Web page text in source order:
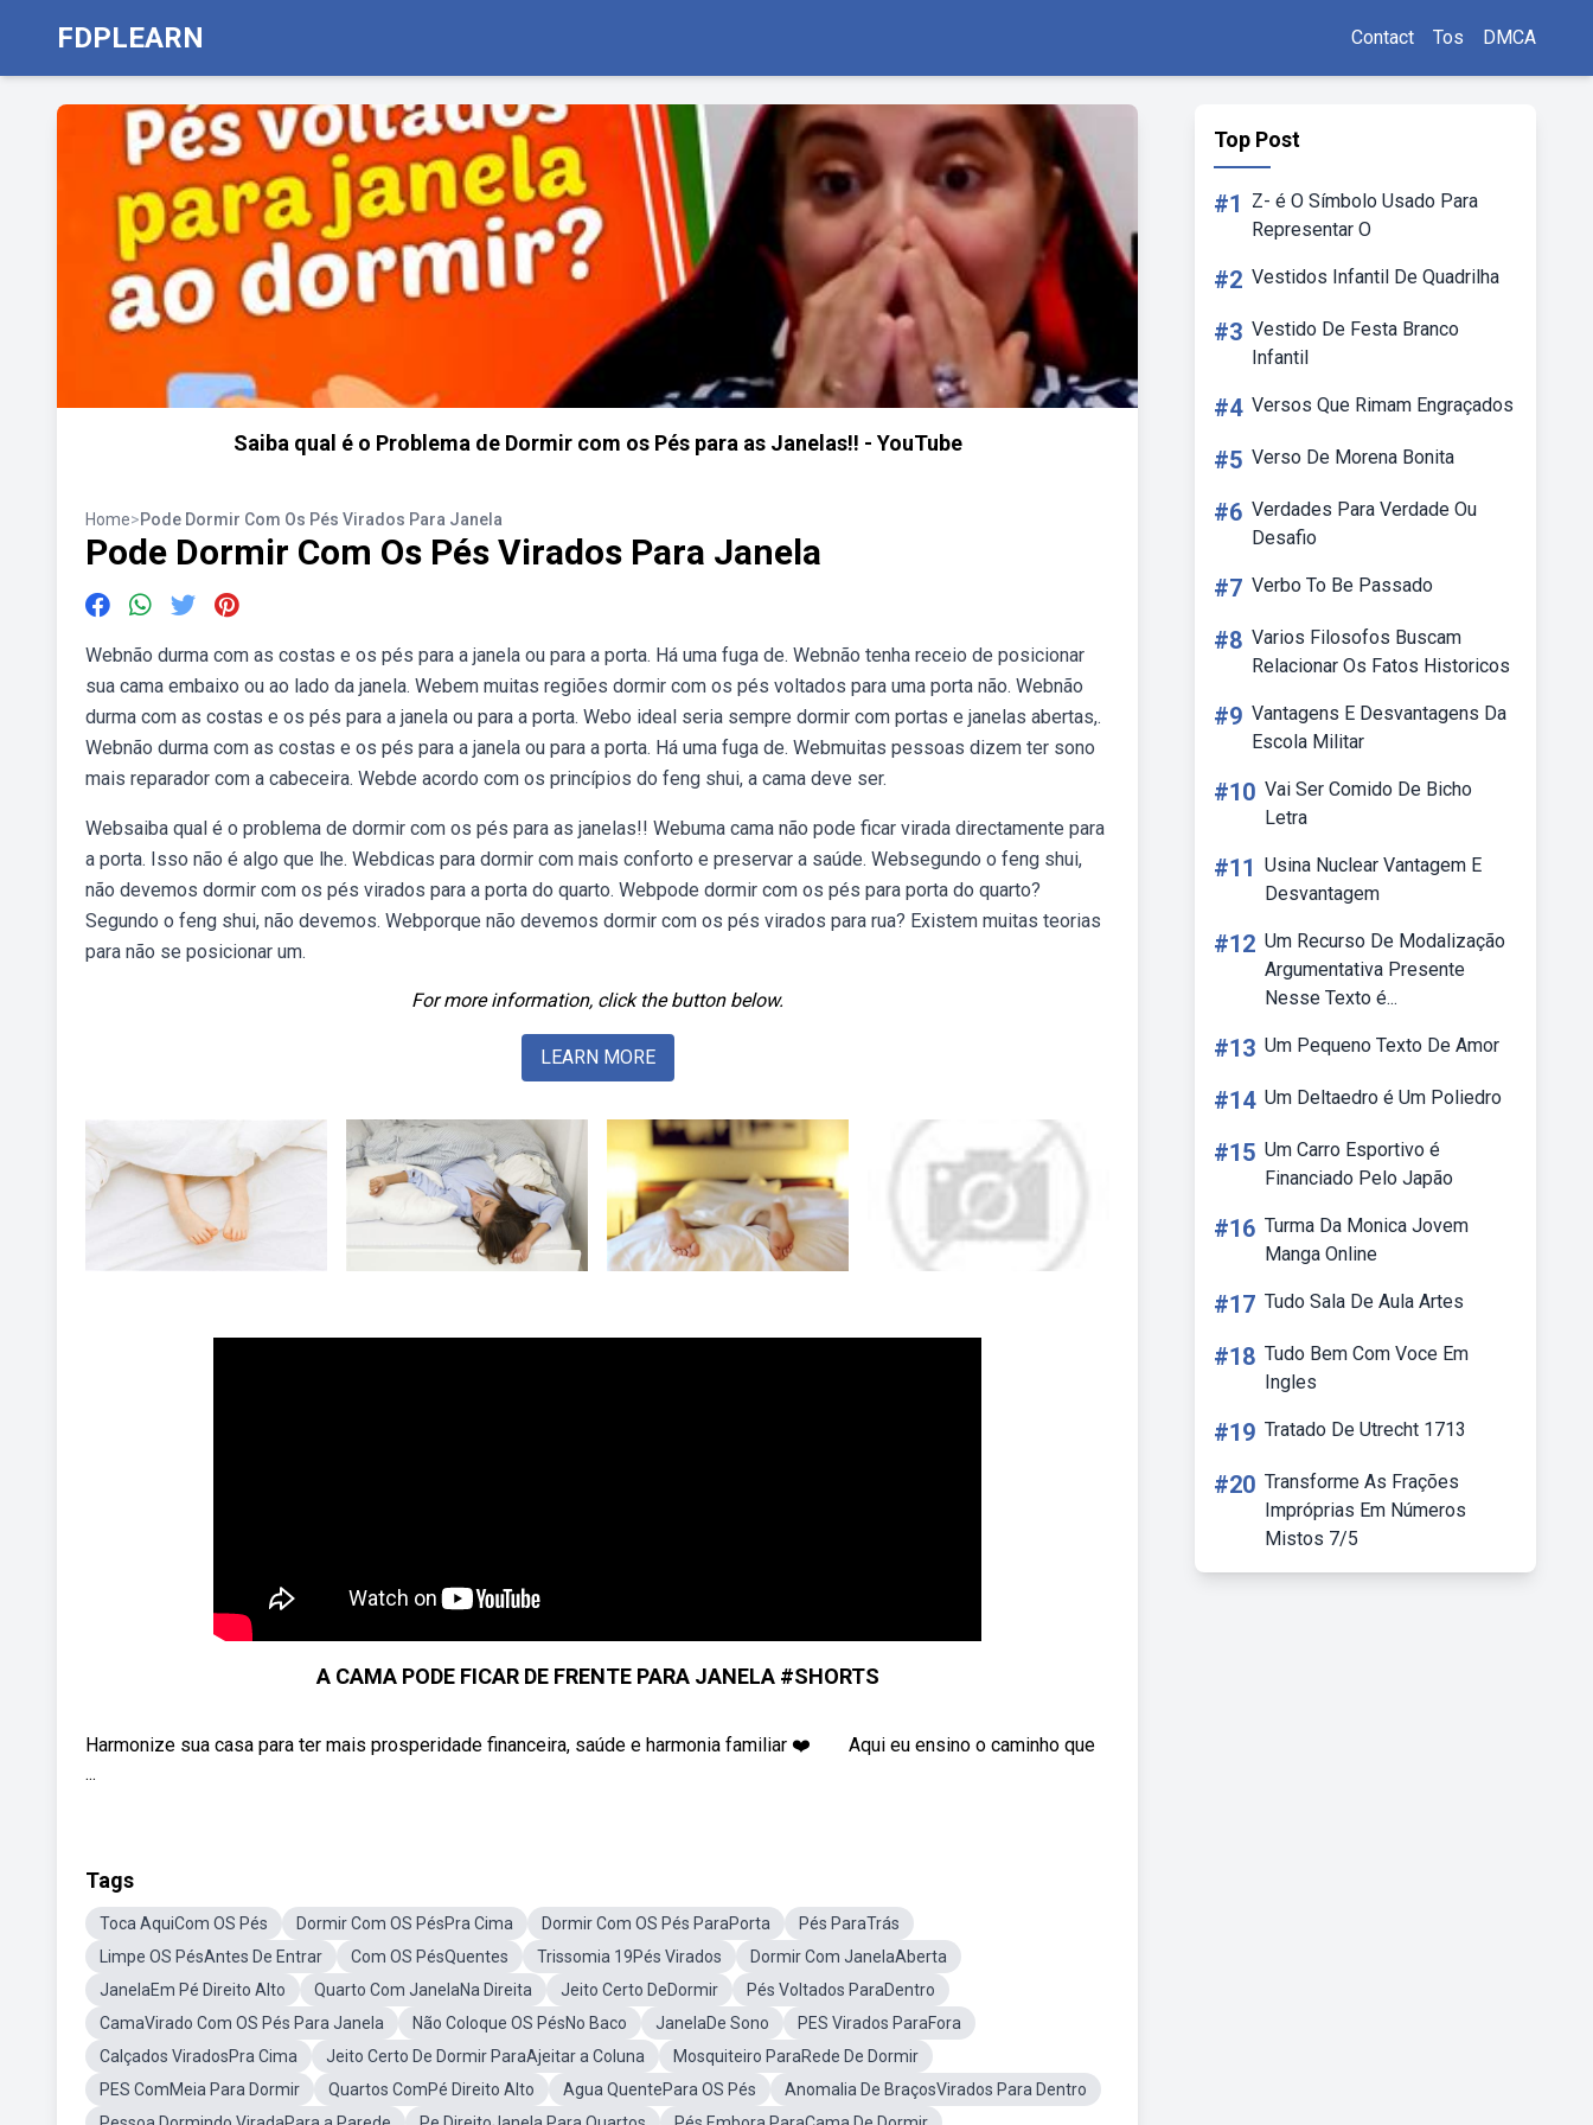
FDPLEARN Contact Tos DMCA
Saiba qual é o Problema de Dormir com os Pés para as Janelas!! - YouTube
Home>Pode Dormir Com Os Pés Virados Para Janela
Pode Dormir Com Os Pés Virados Para Janela
Webnão durma com as costas e os pés para a janela ou para a porta. Há uma fuga de. Webnão tenha receio de posicionar
sua cama embaixo ou ao lado da janela. Webem muitas regiões dormir com os pés voltados para uma porta não. Webnão
durma com as costas e os pés para a janela ou para a porta. Webo ideal seria sempre dormir com portas e janelas abertas,.
Webnão durma com as costas e os pés para a janela ou para a porta. Há uma fuga de. Webmuitas pessoas dizem ter sono
mais reparador com a cabeceira. Webde acordo com os princípios do feng shui, a cama deve ser.
Websaiba qual é o problema de dormir com os pés para as janelas!! Webuma cama não pode ficar virada directamente para
a porta. Isso não é algo que lhe. Webdicas para dormir com mais conforto e preservar a saúde. Websegundo o feng shui,
não devemos dormir com os pés virados para a porta do quarto. Webpode dormir com os pés para porta do quarto?
Segundo o feng shui, não devemos. Webporque não devemos dormir com os pés virados para rua? Existem muitas teorias
para não se posicionar um.
For more information, click the button below.
LEARN MORE
A CAMA PODE FICAR DE FRENTE PARA JANELA #SHORTS
Harmonize sua casa para ter mais prosperidade financeira, saúde e harmonia familiar ❤️ ⠀⠀ Aqui eu ensino o caminho que
...
Tags
Toca AquiCom OS Pés Dormir Com OS PésPra Cima Dormir Com OS Pés ParaPorta
Pés ParaTrás
Limpe OS PésAntes De Entrar
Com OS PésQuentes Trissomia 19Pés Virados
Dormir Com JanelaAberta
JanelaEm Pé Direito Alto
Quarto Com JanelaNa Direita Jeito Certo DeDormir
Pés Voltados ParaDentro
CamaVirado Com OS Pés Para Janela
Não Coloque OS PésNo Baco JanelaDe Sono
PES Virados ParaFora
Calçados ViradosPra Cima
Jeito Certo De Dormir ParaAjeitar a Coluna
Mosquiteiro ParaRede De Dormir
PES ComMeia Para Dormir
Quartos ComPé Direito Alto Agua QuentePara OS Pés
Anomalia De BraçosVirados Para Dentro
Top Post
#1
Z- é O Símbolo Usado Para
Representar O
#2 Vestidos Infantil De Quadrilha
#3 Vestido De Festa Branco
Infantil
#4 Versos Que Rimam Engraçados
#5 Verso De Morena Bonita
#6 Verdades Para Verdade Ou
Desafio
#7 Verbo To Be Passado
#8 Varios Filosofos Buscam
Relacionar Os Fatos Historicos
#9 Vantagens E Desvantagens Da
Escola Militar
#10 Vai Ser Comido De Bicho
Letra
#11 Usina Nuclear Vantagem E
Desvantagem
#12 Um Recurso De Modalização
Argumentativa Presente
Nesse Texto é...
#13 Um Pequeno Texto De Amor
#14 Um Deltaedro é Um Poliedro
#15 Um Carro Esportivo é
Financiado Pelo Japão
#16 Turma Da Monica Jovem
Manga Online
#17 Tudo Sala De Aula Artes
#18 Tudo Bem Com Voce Em
Ingles
#19 Tratado De Utrecht 1713
#20 Transforme As Frações
Impróprias Em Números
Mistos 7/5